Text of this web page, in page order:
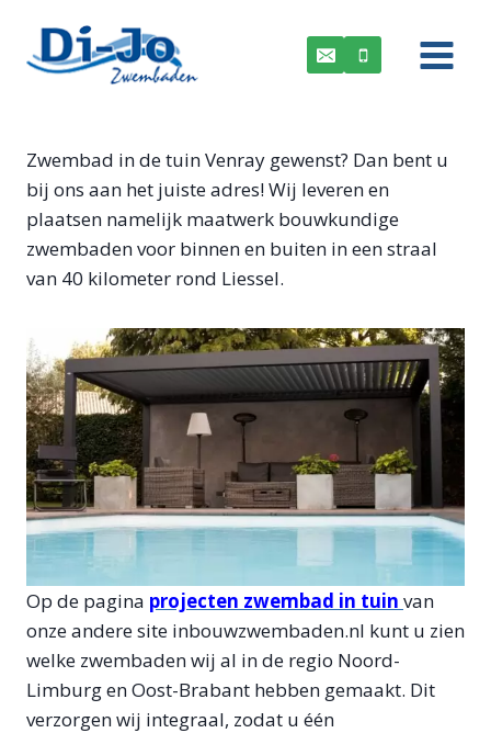
inhoud
Zwembad in de tuin Venray gewenst? Dan bent u
bij ons aan het juiste adres! Wij leveren en
plaatsen namelijk maatwerk bouwkundige
zwembaden voor binnen en buiten in een straal
van 40 kilometer rond Liessel.
Op de pagina projecten zwembad in tuin van
onze andere site inbouwzwembaden.nl kunt u zien
welke zwembaden wij al in de regio Noord-
Limburg en Oost-Brabant hebben gemaakt. Dit
verzorgen wij integraal, zodat u één